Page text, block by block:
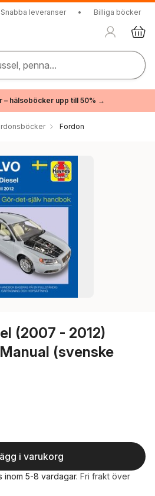
Snabba leveranser • Billiga böcker
penna...
– hälsoböcker upp till 50% →
Fordon
(2007 - 2012)
(svenske
i varukorg
inom 5-8 vardagar. Fri frakt över